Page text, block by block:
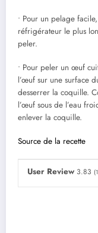
• Pour un pelage
réfrigérateur le plus
peler.
• Pour peler un œuf
l’œuf sur une surface
desserrer la coquille.
l’œuf sous de l’eau
enlever la coquille.
Source de la recette
User Review 3.83 (